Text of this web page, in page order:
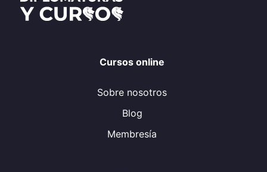
Cursos online
Sobre nosotros
Blog
Membresía